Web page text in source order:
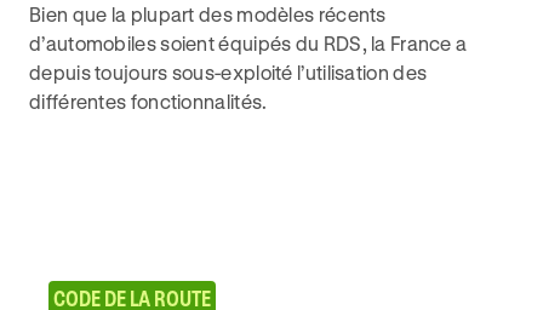
Bien que la plupart des modèles récents
d’automobiles soient équipés du RDS, la France a
depuis toujours sous-exploité l’utilisation des
différentes fonctionnalités.
CODE DE LA ROUTE